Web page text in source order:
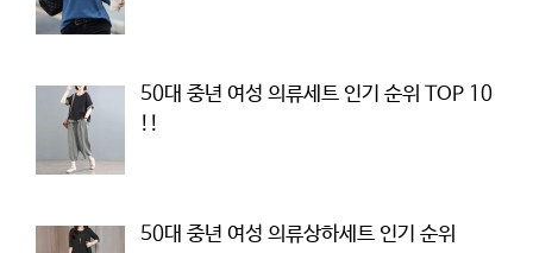
50대 중년 여성 의류세트 인기 순위 TOP 10
!!
50대 중년 여성 의류상하세트 인기 순위